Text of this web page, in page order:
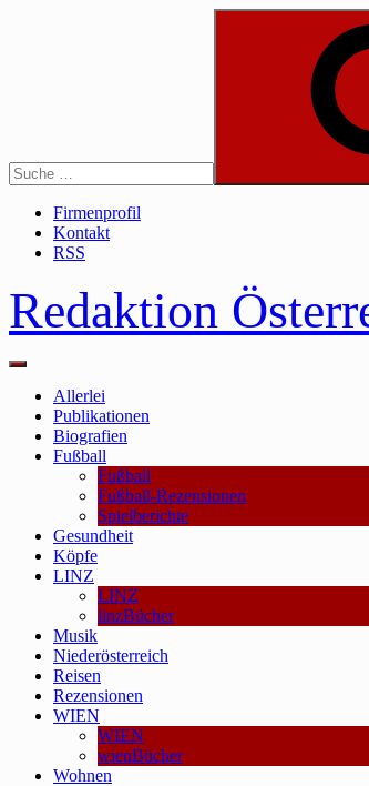
Firmenprofil
Kontakt
RSS
Redaktion
Main
Allerlei
Publikationen
Biografien
Fußball
Fußball
Fußball-Rezensionen
Spielberichte
Gesundheit
Köpfe
LINZ
LINZ
linzBücher
Musik
Niederösterreich
Reisen
Rezensionen
WIEN
WIEN
wienBücher
Wohnen